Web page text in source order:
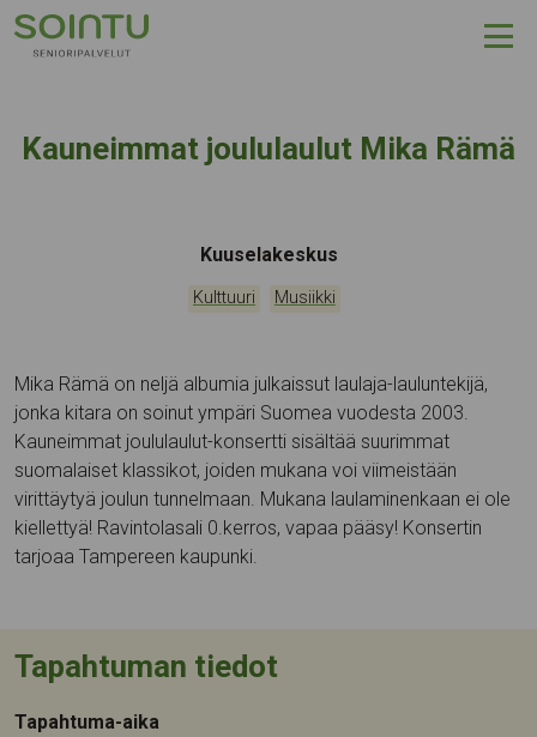
Hyppää sisältöön
Kauneimmat joululaulut Mika Rämä
Tapahtumapaikka:
Kuuselakeskus
Kategoriat:
Kulttuuri Musiikki
Mika Rämä on neljä albumia julkaissut laulaja-lauluntekijä,
jonka kitara on soinut ympäri Suomea vuodesta 2003.
Kauneimmat joululaulut-konsertti sisältää suurimmat
suomalaiset klassikot, joiden mukana voi viimeistään
virittäytyä joulun tunnelmaan. Mukana laulaminenkaan ei ole
kiellettyä! Ravintolasali 0.kerros, vapaa pääsy! Konsertin
tarjoaa Tampereen kaupunki.
Tapahtuman tiedot
Tapahtuma-aika